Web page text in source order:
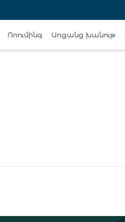
Ռոումինգ Առցանց խանութ